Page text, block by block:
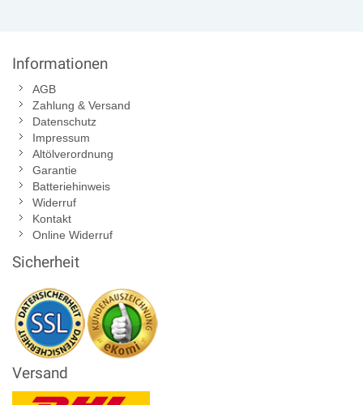
Informationen
AGB
Zahlung & Versand
Datenschutz
Impressum
Altölverordnung
Garantie
Batteriehinweis
Widerruf
Kontakt
Online Widerruf
Sicherheit
Versand